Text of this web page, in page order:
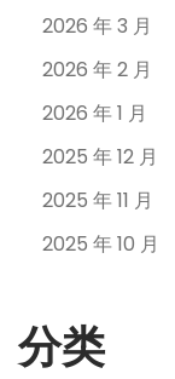
2026 年 3 月
2026 年 2 月
2026 年 1 月
2025 年 12 月
2025 年 11 月
2025 年 10 月
分类